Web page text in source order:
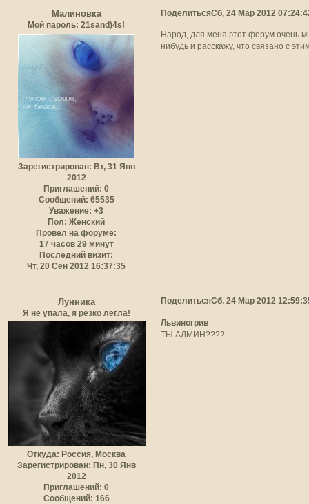
ПоделитьсяСб, 24 Мар 2012
Малиновка
Мой пароль: 21sand)4s!
Зарегистрирован: Вт, 31 Янв
2012
Приглашений: 0
Сообщений: 65535
Уважение: +3
Пол: Женский
Провел на форуме:
17 часов 29 минут
Последний визит:
Чт, 20 Сен 2012 16:37:35
Народ, для меня этот форум очень
нибудь и расскажу, что связано с
ПоделитьсяСб, 24 Мар 2012
Лунника
Я не упала, я резко легла!
Откуда: Россия, Москва
Зарегистрирован: Пн, 30 Янв
2012
Приглашений: 0
Сообщений: 166
Львиногрив
ТЫ АДМИН????